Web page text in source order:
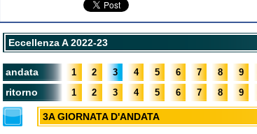
Eccellenza A 2022-23
andata 1 2 3 4 5 6 7 8 9
ritorno 1 2 3 4 5 6 7 8 9
3A GIORNATA D'ANDATA